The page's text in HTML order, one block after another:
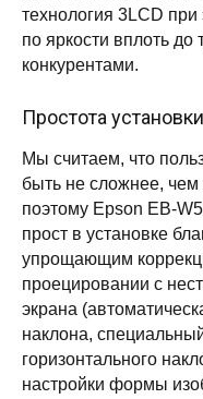
технология 3LCD при
по яркости вплоть
конкурентами.
Простота
Мы считаем, что
быть не сложнее,
поэтому Epson EB-
прост в установке
упрощающим
проецировании с
экрана
наклона,
горизонтального
настройки формы